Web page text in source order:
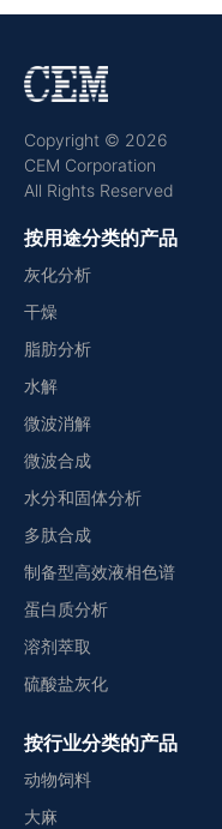
Copyright © 2026
CEM Corporation
All Rights Reserved
按用途分类的产品
灰化分析
干燥
脂肪分析
水解
微波消解
微波合成
水分和固体分析
多肽合成
制备型高效液相色谱
蛋白质分析
溶剂萃取
硫酸盐灰化
按行业分类的产品
动物饲料
大麻